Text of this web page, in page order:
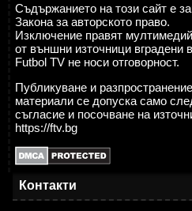
Съдържанието на този сайт е
Закона за авторското право.
Изключение правят
от външни източници вградени
Futbol TV не носи отговорност.
Публикуване и
материали се допуска само
съгласие и посочване на
https://ftv.bg
Контакти